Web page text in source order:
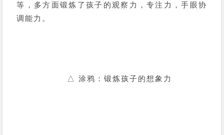
等，多方面锻炼了孩子的观察力，专注力，手眼协
调能力。
△ 涂鸦：锻炼孩子的想象力